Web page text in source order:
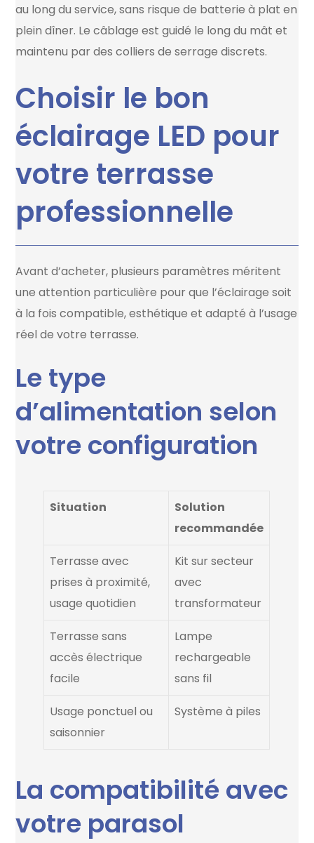
au long du service, sans risque de batterie à plat en
plein dîner. Le câblage est guidé le long du mât et
maintenu par des colliers de serrage discrets.
Choisir le bon
éclairage LED pour
votre terrasse
professionnelle
Avant d’acheter, plusieurs paramètres méritent
une attention particulière pour que l’éclairage soit
à la fois compatible, esthétique et adapté à l’usage
réel de votre terrasse.
Le type
d’alimentation selon
votre configuration
Situation
Solution
recommandée
Terrasse avec
prises à proximité,
usage quotidien
Kit sur secteur
avec
transformateur
Terrasse sans
accès électrique
facile
Lampe
rechargeable
sans fil
Usage ponctuel ou
saisonnier
Système à piles
La compatibilité avec
votre parasol